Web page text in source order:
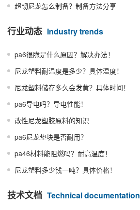
超韧尼龙怎么制备？制备方法分享
行业动态 Industry trends
pa6很脆是什么原因？解决办法！
尼龙塑料耐温度是多少？具体温度！
尼龙塑料储存多久会发黄？具体时间！
pa6导电吗？导电性能！
改性尼龙塑胶原料的知识
pa6尼龙垫块是否耐用？
pa46材料能阻燃吗？耐高温度！
尼龙塑料多少钱一吨？具体价格！
技术文档 Technical documentation